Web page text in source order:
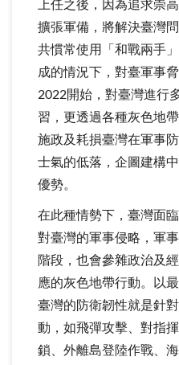
上任之後，因為追求崇
擴張軍備，將解決臺灣
共慣常使用「和戰兩手
成的情況下，對臺軍事
2022開始，對臺灣進行
習，更透過各種灰色地
施政及耗損臺灣在軍事
士氣的低落，企圖建構
優勢。
在此種情勢下，臺灣面
對臺灣的軍事侵略，軍
階段，也會參雜政治及
應的灰色地帶行動。以
臺灣的防衛韌性就是針
動，如飛彈攻擊、對指
鎖、外離島登陸作戰、